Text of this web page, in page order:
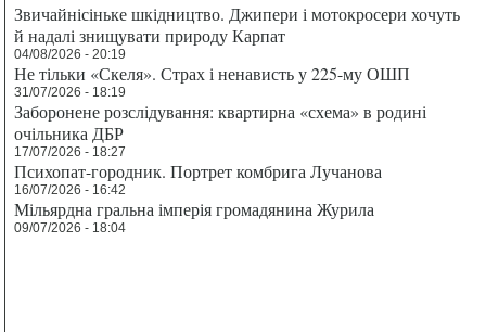
Звичайнісіньке шкідництво. Джипери і мотокросери хочуть
й надалі знищувати природу Карпат
04/08/2026 - 20:19
Не тільки «Скеля». Страх і ненависть у 225-му ОШП
31/07/2026 - 18:19
Заборонене розслідування: квартирна «схема» в родині
очільника ДБР
17/07/2026 - 18:27
Психопат-городник. Портрет комбрига Лучанова
16/07/2026 - 16:42
Мільярдна гральна імперія громадянина Журила
09/07/2026 - 18:04